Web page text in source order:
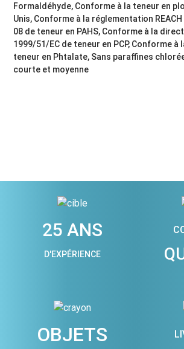
Formaldéhyde, Conforme à la teneur en
Unis, Conforme à la réglementation
08 de teneur en PAHS, Conforme à la
1999/51/EC de teneur en PCP, Conforme à
teneur en Phtalate, Sans paraffines
courte et moyenne
25 ANS
D'EXPÉRIENCE
OBJETS